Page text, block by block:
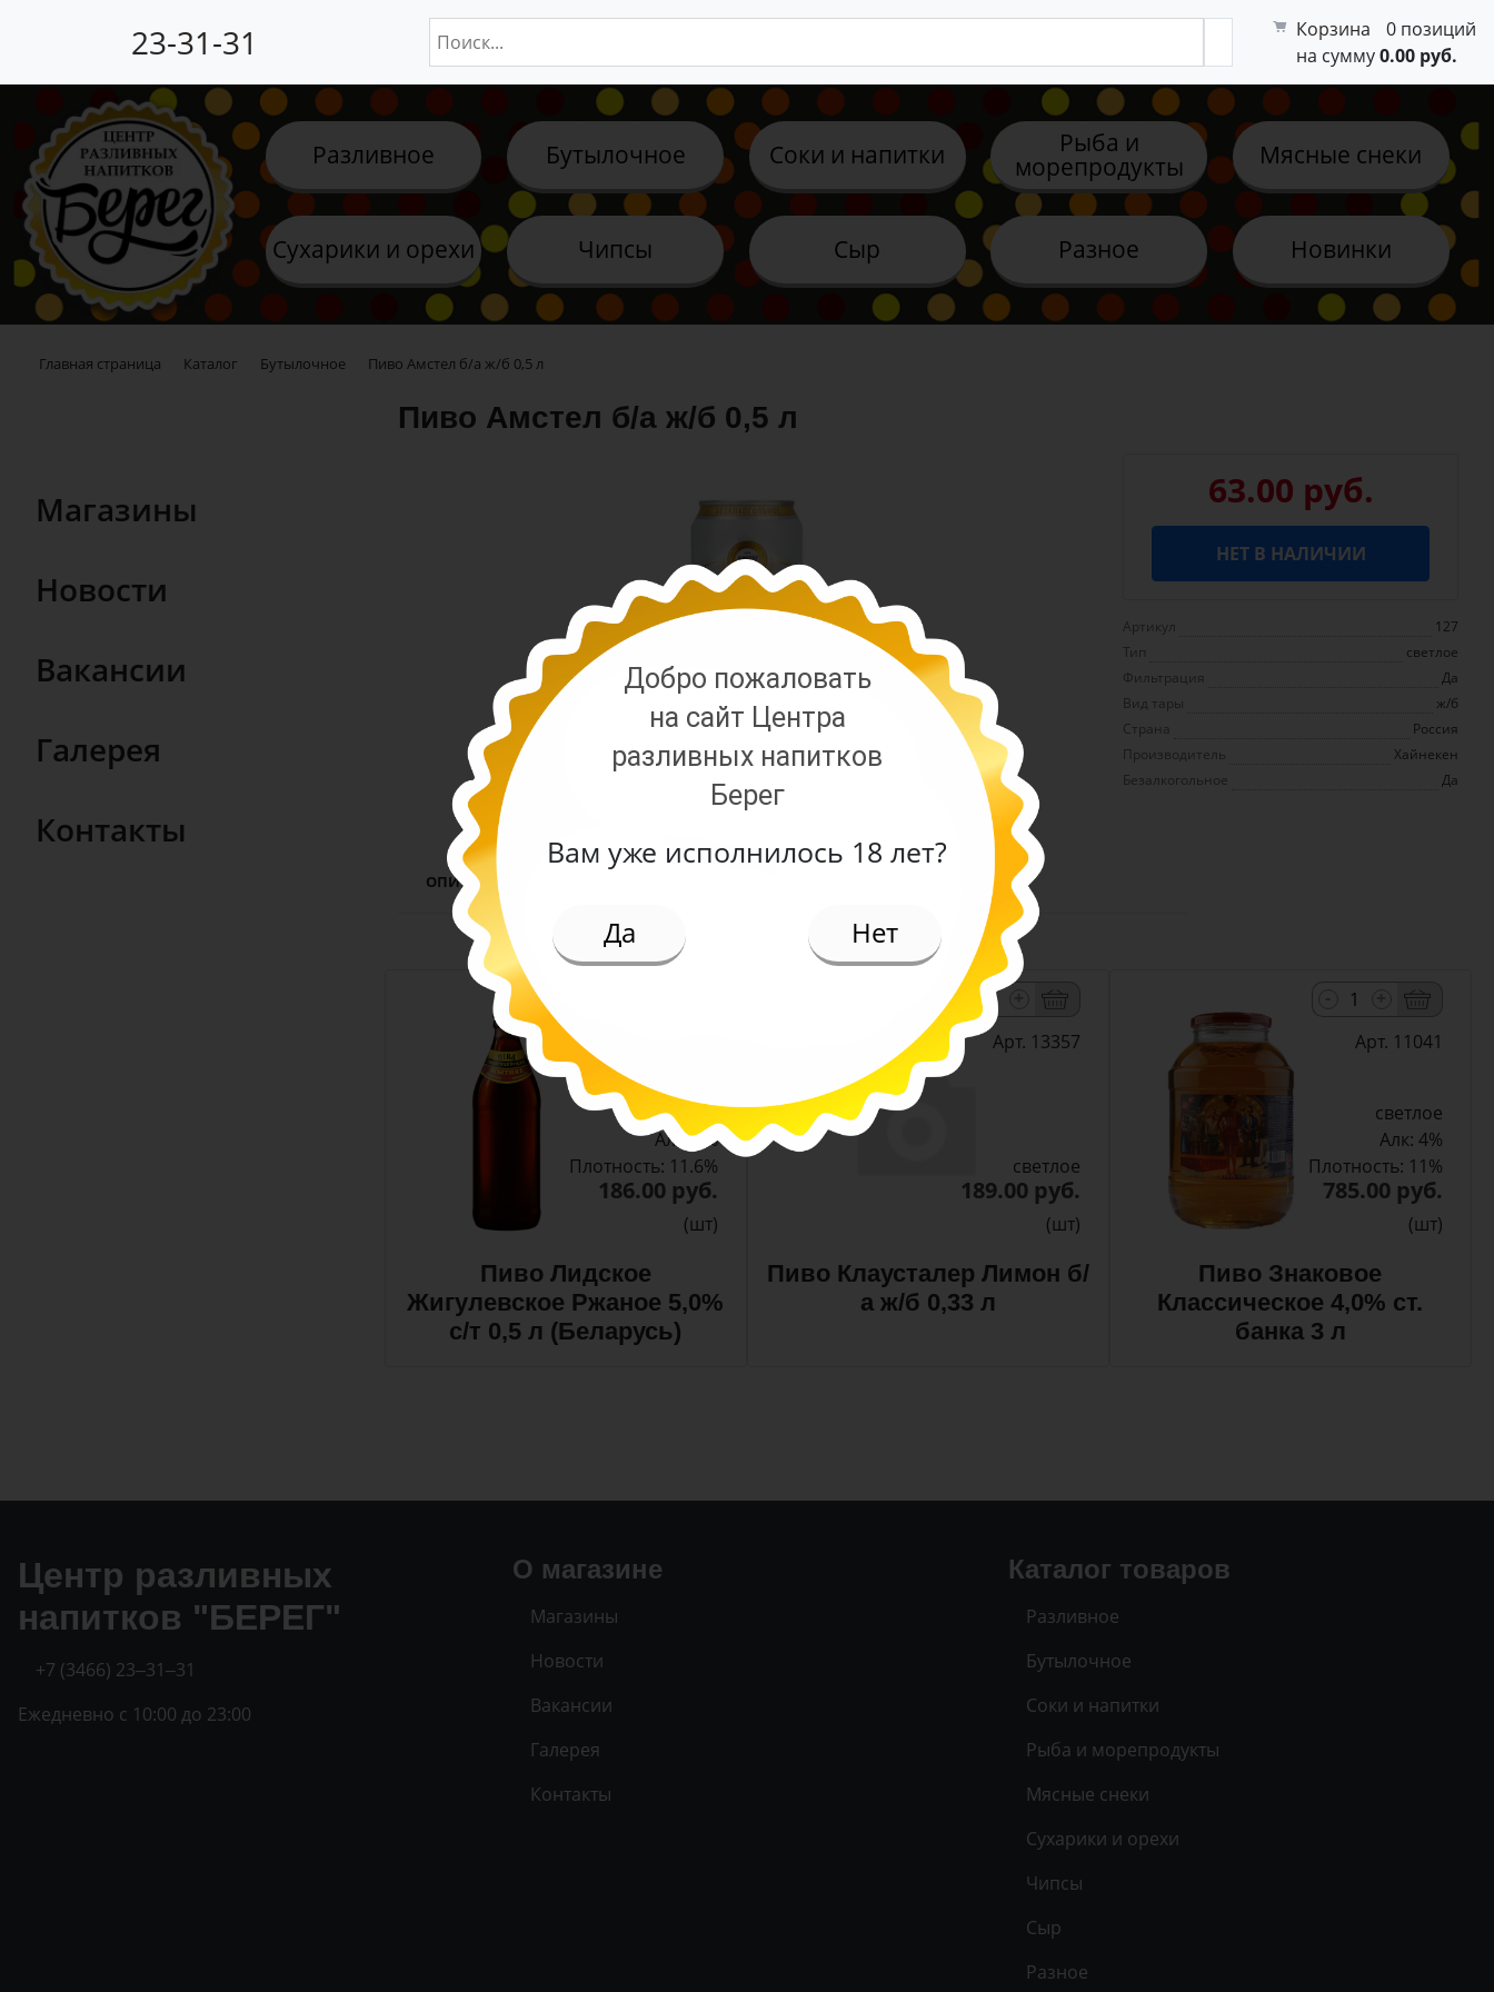
23-31-31 Корзина
0 позиций
на сумму0.00 руб.
Разливное Бутылочное Соки и напитки Рыба и
морепродукты Мясные снеки
Сухарики и орехи Чипсы Сыр Разное Новинки
Главная страница Каталог Бутылочное Пиво Амстел б/а ж/б 0,5 л
Магазины
Новости
Вакансии
Галерея
Контакты
Пиво Амстел б/а ж/б 0,5 л
63.00 руб.
НЕТ В НАЛИЧИИ
Артикул
127
Тип
светлое
Фильтрация
Да
Вид тары
ж/б
Страна
Россия
Производитель
Хайнекен
Безалкогольное
Да
ОПИСАНИЕ
темное
Алк: 5%
Плотность: 11.6%
186.00 руб.
(шт)
Пиво Лидское
Жигулевское Ржаное 5,0%
с/т 0,5 л (Беларусь)
Арт. 13357
светлое
189.00 руб.
(шт)
Пиво Клаусталер Лимон б/
а ж/б 0,33 л
Арт. 11041
светлое
Алк: 4%
Плотность: 11%
785.00 руб.
(шт)
Пиво Знаковое
Классическое 4,0% ст.
банка 3 л
О магазине
Магазины
Новости
Вакансии
Галерея
Контакты
Каталог товаров
Разливное
Бутылочное
Соки и напитки
Рыба и морепродукты
Мясные снеки
Сухарики и орехи
Чипсы
Сыр
Разное
Центр разливных
напитков "БЕРЕГ"
+7 (3466) 23‒31‒31
Ежедневно с 10:00 до 23:00
Добро пожаловать
на сайт Центра
разливных напитков
Берег
Вам уже исполнилось 18 лет?
Да Нет